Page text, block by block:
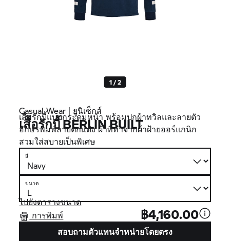
1 / 2
Casual Wear | ยูนิเซ็กส์
เสื้อรักบี้ BERLIN BUILT
เสื้อรักบี้แบบกระดุมหน้า พร้อมปกผ้าทวิลและลายตัว
อักษรพิมพ์ลายตกแต่ง ผ้าที่ทำจากผ้าฝ้ายออร์แกนิก
สวมใส่สบายเป็นพิเศษ
สี
ขนาด
ไปยังตารางขนาด
การพิมพ์
฿4,160.00
สอบถามตัวแทนจำหน่ายโดยตรง